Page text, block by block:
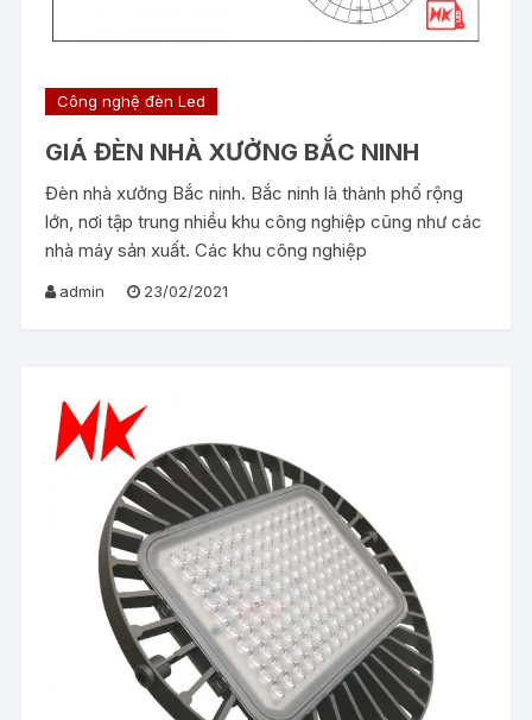
Công nghệ đèn Led
GIÁ ĐÈN NHÀ XƯỞNG BẮC NINH
Đèn nhà xưởng Bắc ninh. Bắc ninh là thành phố rộng
lớn, nơi tập trung nhiều khu công nghiệp cũng như các
nhà máy sản xuất. Các khu công nghiệp
admin 23/02/2021